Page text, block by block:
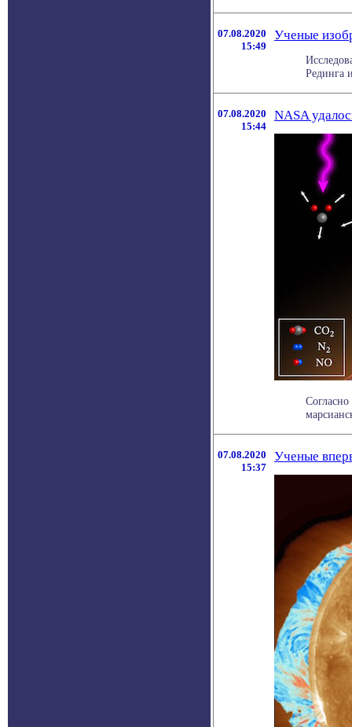
07.08.2020
15:49
Ученые
Рединга
07.08.2020
15:44
NASA
07.08.2020
15:37
Ученые